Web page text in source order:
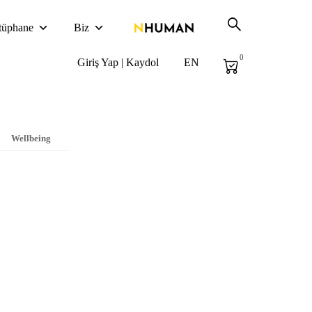
Biz
Giriş Yap | Kaydol EN 0
Wellbeing